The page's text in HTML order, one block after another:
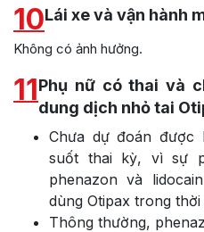
10Lái xe và vận hành
Không có ảnh hưởng.
11Phụ nữ có thai và
dung dịch nhỏ tai
Chưa dự đoán được
suốt thai kỳ, vì sự
phenazon và
dùng Otipax trong thời
Thông thường,